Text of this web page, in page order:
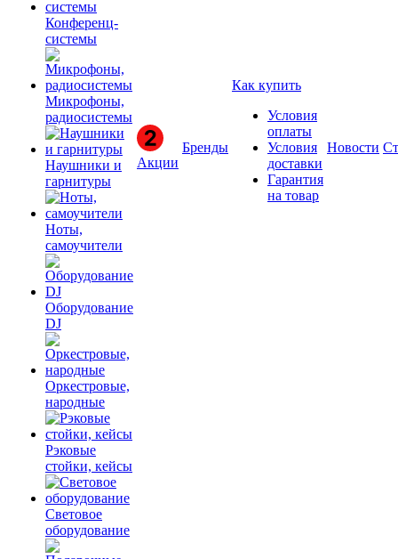
Конференц-
системы
Микрофоны,
радиосистемы
Наушники и
гарнитуры
Ноты,
самоучители
Оборудование
DJ
Оркестровые,
народные
Рэковые
стойки, кейсы
Световое
оборудование
Акции
Бренды
Как купить
Условия
оплаты
Условия
доставки
Гарантия
на товар
Новости